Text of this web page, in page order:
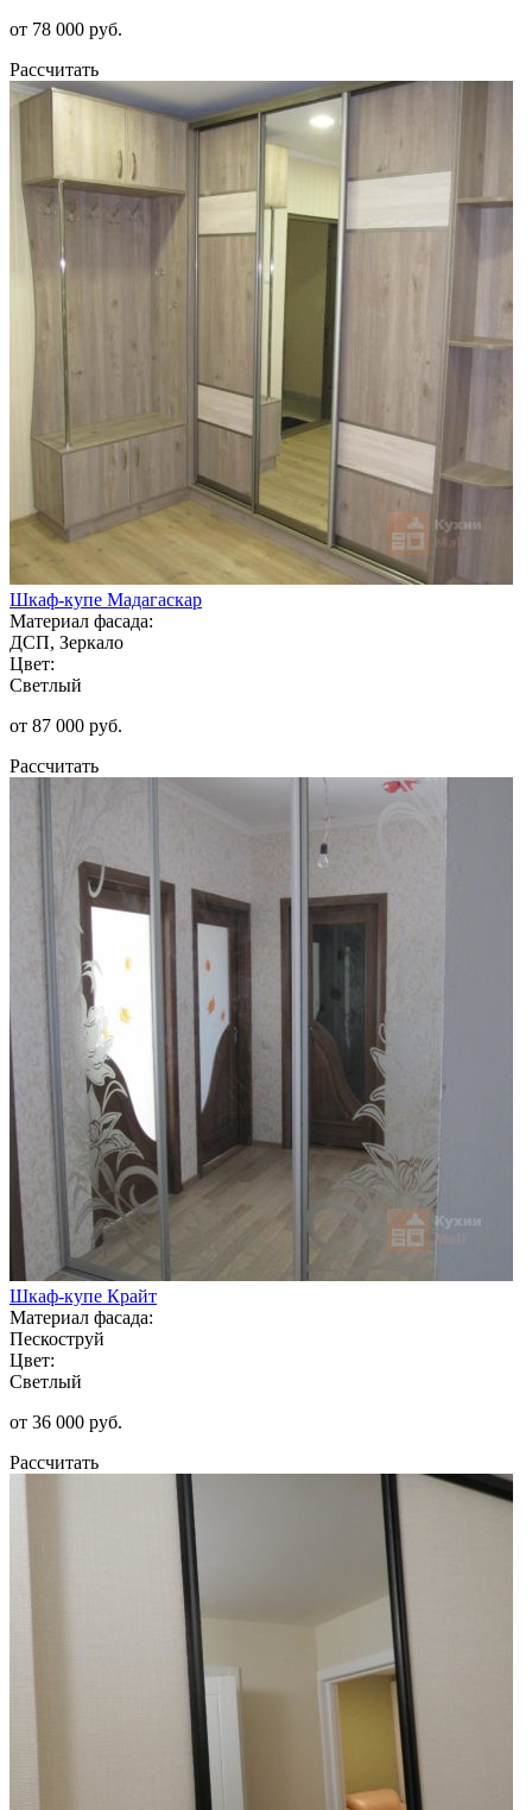
от 78 000 руб.
Рассчитать
Шкаф-купе Мадагаскар
Материал фасада:
ДСП, Зеркало
Цвет:
Светлый
от 87 000 руб.
Рассчитать
Шкаф-купе Крайт
Материал фасада:
Пескоструй
Цвет:
Светлый
от 36 000 руб.
Рассчитать